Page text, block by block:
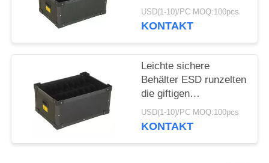
Esd für Elektronik
schmecken nicht
USD(1-10)/PC MOQ:100pcs
KONTAKT
Leichte sichere
Behälter ESD runzelten
die giftigen
Kunststoffgehäuse-
Kästen nicht
USD(1-10)/PC MOQ:100pcs
KONTAKT